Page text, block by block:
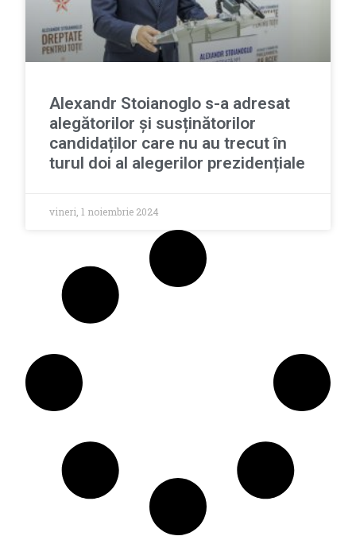
Alexandr Stoianoglo s-a adresat
alegătorilor și susținătorilor
candidaților care nu au trecut în
turul doi al alegerilor prezidențiale
vineri, 1 noiembrie 2024